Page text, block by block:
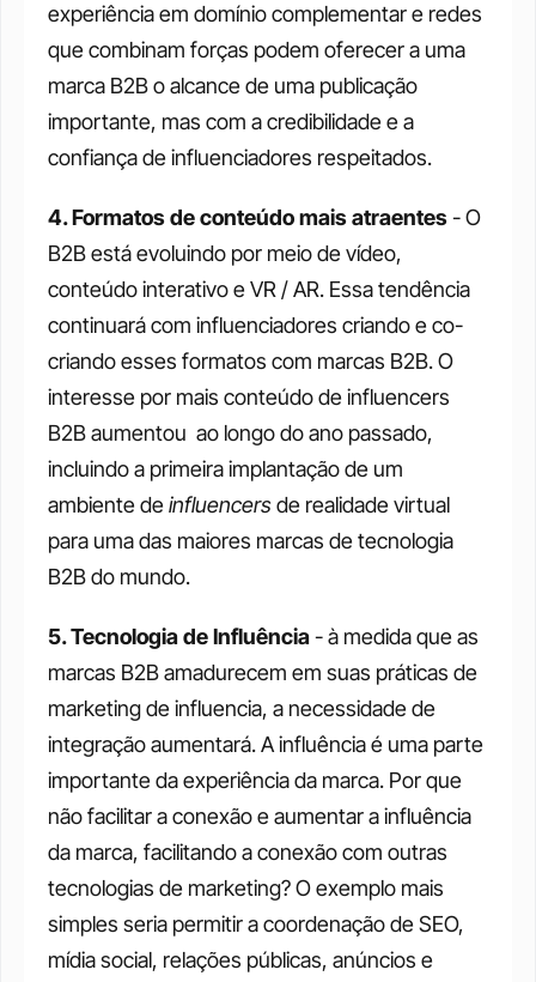
experiência em domínio complementar e redes
que combinam forças podem oferecer a uma
marca B2B o alcance de uma publicação
importante, mas com a credibilidade e a
confiança de influenciadores respeitados.
4. Formatos de conteúdo mais atraentes - O
B2B está evoluindo por meio de vídeo,
conteúdo interativo e VR / AR. Essa tendência
continuará com influenciadores criando e co-
criando esses formatos com marcas B2B. O
interesse por mais conteúdo de influencers
B2B aumentou  ao longo do ano passado,
incluindo a primeira implantação de um
ambiente de influencers de realidade virtual
para uma das maiores marcas de tecnologia
B2B do mundo.
5. Tecnologia de Influência - à medida que as
marcas B2B amadurecem em suas práticas de
marketing de influencia, a necessidade de
integração aumentará. A influência é uma parte
importante da experiência da marca. Por que
não facilitar a conexão e aumentar a influência
da marca, facilitando a conexão com outras
tecnologias de marketing? O exemplo mais
simples seria permitir a coordenação de SEO,